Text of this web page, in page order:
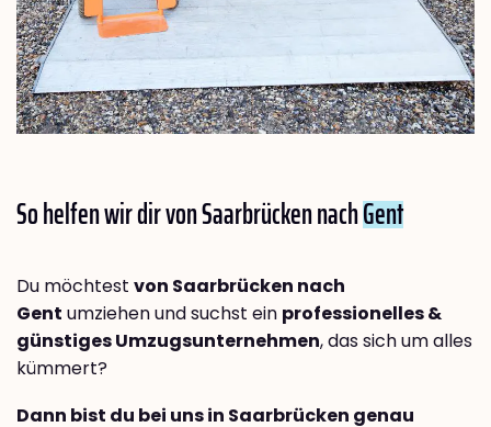
So helfen wir dir von Saarbrücken nachGent
Du möchtest von Saarbrücken nach
Gent umziehen und suchst ein professionelles &
günstiges Umzugsunternehmen, das sich um alles
kümmert?
Dann bist du bei uns in Saarbrücken genau